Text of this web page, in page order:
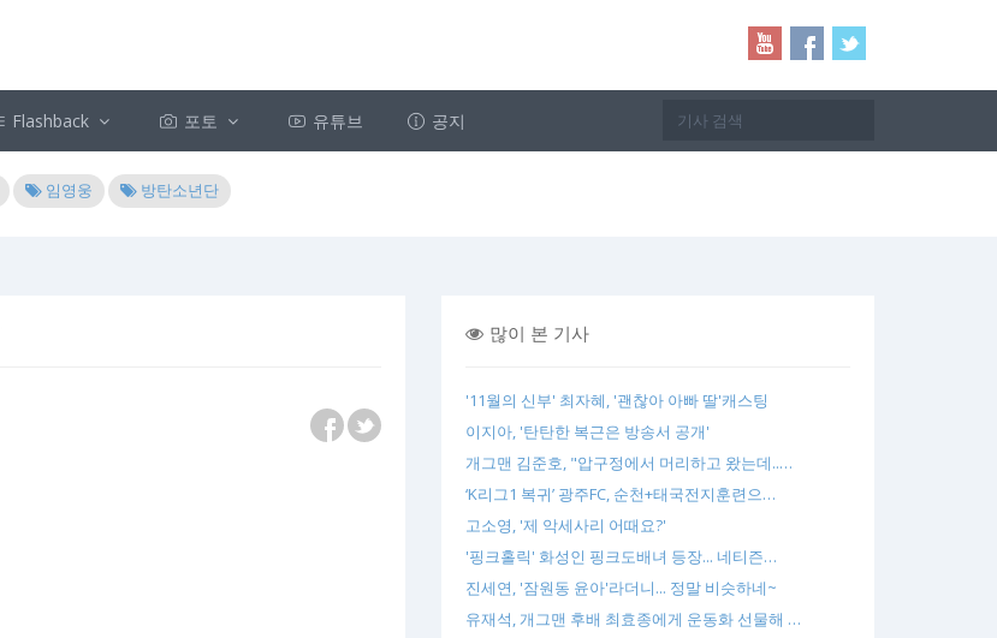
Flashback 포토 유튜브 공지
임영웅 방탄소년단
많이 본 기사
'11월의 신부' 최자혜, '괜찮아 아빠 딸'캐스팅
이지아, '탄탄한 복근은 방송서 공개'
개그맨 김준호, "압구정에서 머리하고 왔는데..…
‘K리그1 복귀’ 광주FC, 순천+태국전지훈련으…
고소영, '제 악세사리 어때요?'
'핑크홀릭' 화성인 핑크도배녀 등장... 네티즌…
진세연, '잠원동 윤아'라더니... 정말 비슷하네~
유재석, 개그맨 후배 최효종에게 운동화 선물해 …